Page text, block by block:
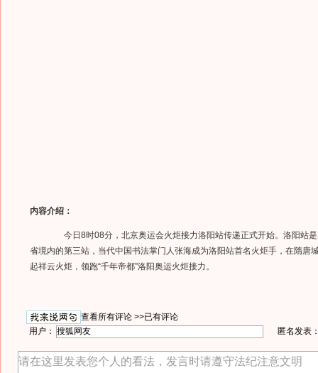
内容介绍：
今日8时08分，北京奥运会火炬接力洛阳站传递正式开始。洛阳站是
省境内的第三站，当代中国书法掌门人张海成为洛阳站首名火炬手，在隋唐
起祥云火炬，领跑“千年帝都”洛阳奥运火炬接力。
查看所有评论 >>已有评论
用户：
匿名发表